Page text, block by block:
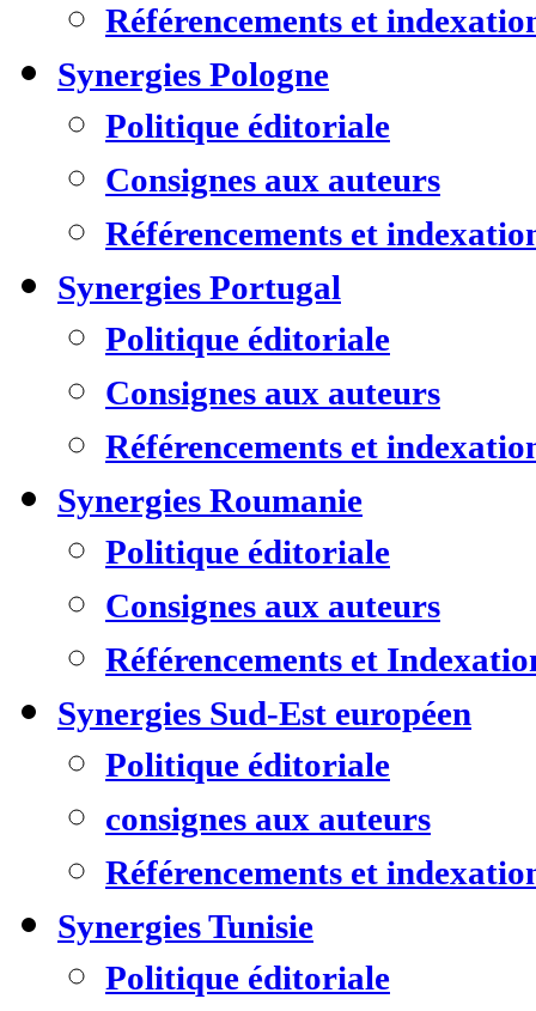
Référencements et
Synergies Pologne
Politique éditoriale
Consignes aux auteurs
Référencements et
Synergies Portugal
Politique éditoriale
Consignes aux auteurs
Référencements et
Synergies Roumanie
Politique éditoriale
Consignes aux auteurs
Référencements et
Synergies Sud-Est européen
Politique éditoriale
consignes aux auteurs
Référencements et
Synergies Tunisie
Politique éditoriale